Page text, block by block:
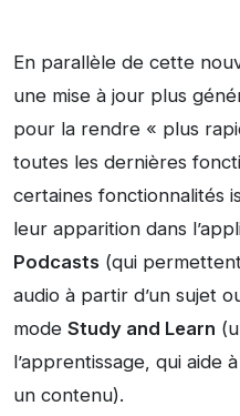
En parallèle de cette
une mise à jour plus
pour la rendre « plus
toutes les dernières
certaines fonctionnalités
leur apparition dans
Podcasts (qui
audio à partir d’un sujet
mode Study and Learn
l’apprentissage, qui aide
un contenu).